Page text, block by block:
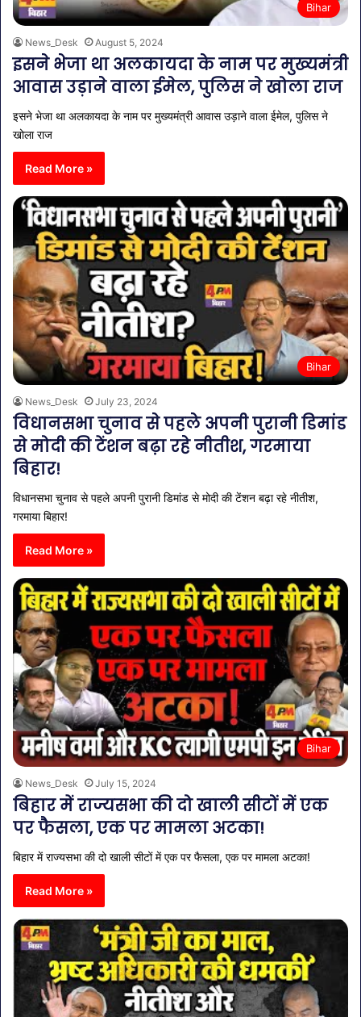
Bihar
News_Desk August 5, 2024
इसने भेजा था अलकायदा के नाम पर मुख्यमंत्री
आवास उड़ाने वाला ईमेल, पुलिस ने खोला राज
इसने भेजा था अलकायदा के नाम पर मुख्यमंत्री आवास उड़ाने वाला ईमेल, पुलिस ने
खोला राज
Read More »
Bihar
News_Desk July 23, 2024
विधानसभा चुनाव से पहले अपनी पुरानी डिमांड
से मोदी की टेंशन बढ़ा रहे नीतीश, गरमाया
बिहार!
विधानसभा चुनाव से पहले अपनी पुरानी डिमांड से मोदी की टेंशन बढ़ा रहे नीतीश,
गरमाया बिहार!
Read More »
Bihar
News_Desk July 15, 2024
बिहार में राज्यसभा की दो खाली सीटों में एक
पर फैसला, एक पर मामला अटका!
बिहार में राज्यसभा की दो खाली सीटों में एक पर फैसला, एक पर मामला अटका!
Read More »